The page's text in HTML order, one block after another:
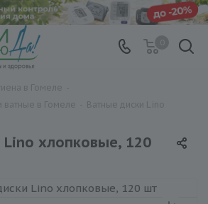
хлопковые, 120